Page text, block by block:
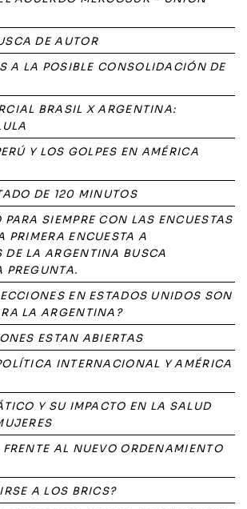
DE AUTOR
A LA POSIBLE CONSOLIDACIÓN DE
BRASIL X ARGENTINA:
Y LOS GOLPES EN AMÉRICA
DE 120 MINUTOS
PARA SIEMPRE CON LAS ENCUESTAS
PRIMERA ENCUESTA A
DE LA ARGENTINA BUSCA
PREGUNTA.
EN ESTADOS UNIDOS SON
LA ARGENTINA?
ESTAN ABIERTAS
INTERNACIONAL Y AMÉRICA
Y SU IMPACTO EN LA SALUD
AL NUEVO ORDENAMIENTO
A LOS BRICS?